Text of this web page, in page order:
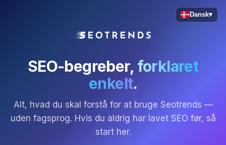
Dansk▾
SEO-begreber, forklaret
enkelt.
Alt, hvad du skal forstå for at bruge Seotrends —
uden fagsprog. Hvis du aldrig har lavet SEO før, så
start her.